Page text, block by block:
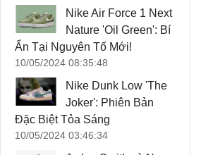
Nike Air Force 1 Next
Nature 'Oil Green': Bí
Ẩn Tại Nguyên Tố Mới!
10/05/2024 08:35:48
Nike Dunk Low 'The
Joker': Phiên Bản
Đặc Biệt Tỏa Sáng
10/05/2024 03:46:34